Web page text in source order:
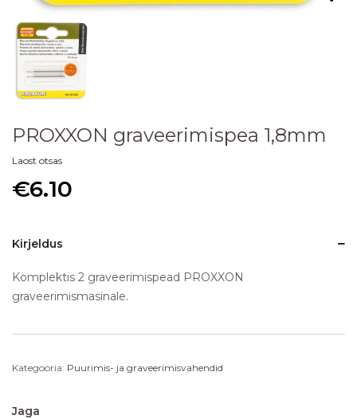
PROXXON graveerimispea 1,8mm
Laost otsas
€6.10
Kirjeldus
Komplektis 2 graveerimispead PROXXON
graveerimismasinale.
Kategooria: Puurimis- ja graveerimisvahendid
Jaga